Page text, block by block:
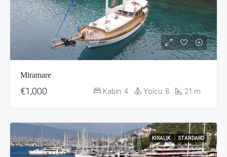
Miramare
€1,000 Kabin: 4 Yolcu: 8 21 m
KIRALIK STANDARD